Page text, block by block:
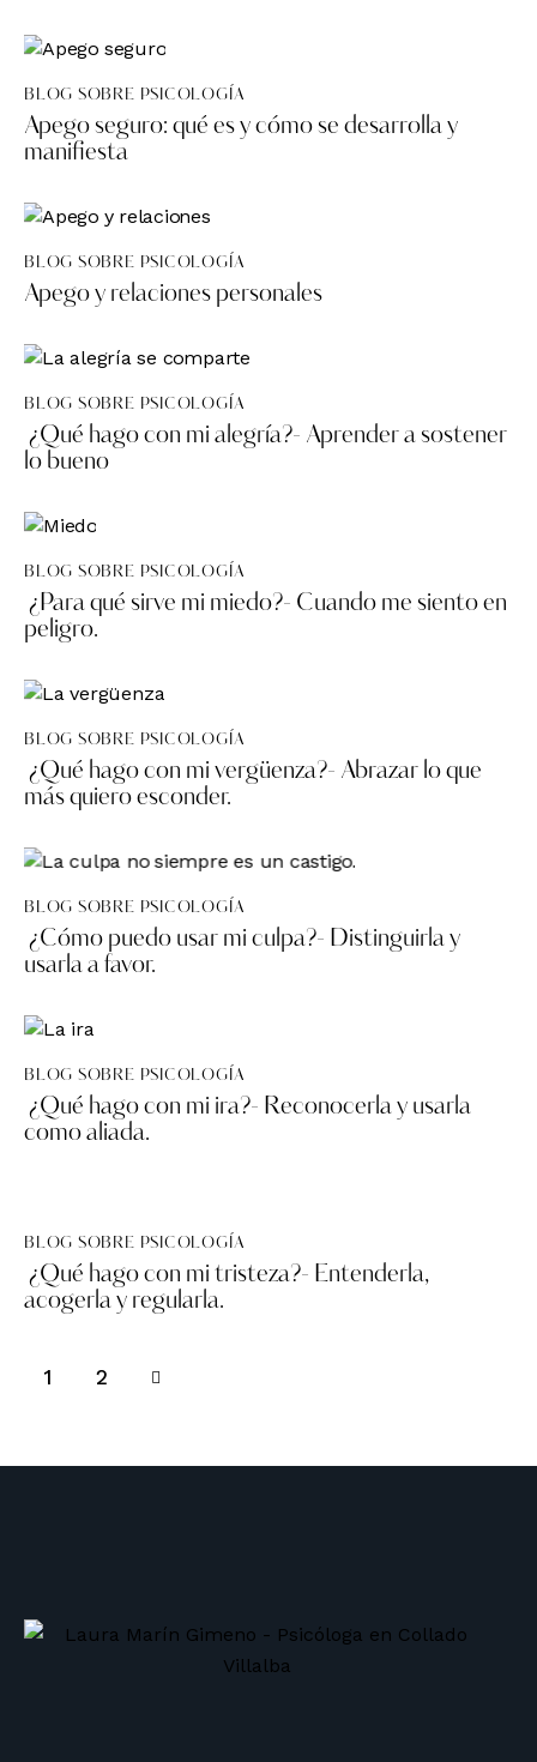
BLOG SOBRE PSICOLOGÍA
Apego seguro: qué es y cómo se desarrolla y
manifiesta
BLOG SOBRE PSICOLOGÍA
Apego y relaciones personales
BLOG SOBRE PSICOLOGÍA
¿Qué hago con mi alegría?- Aprender a sostener
lo bueno
BLOG SOBRE PSICOLOGÍA
¿Para qué sirve mi miedo?- Cuando me siento en
peligro.
BLOG SOBRE PSICOLOGÍA
¿Qué hago con mi vergüenza?- Abrazar lo que
más quiero esconder.
BLOG SOBRE PSICOLOGÍA
¿Cómo puedo usar mi culpa?- Distinguirla y
usarla a favor.
BLOG SOBRE PSICOLOGÍA
¿Qué hago con mi ira?- Reconocerla y usarla
como aliada.
BLOG SOBRE PSICOLOGÍA
¿Qué hago con mi tristeza?- Entenderla,
acogerla y regularla.
1 2